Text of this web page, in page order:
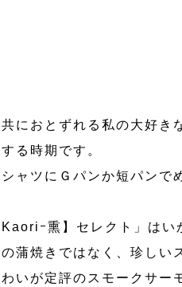
におとずれる私の大好き
る時期です。
ャツにＧパンか短パンで
ｰ熏】セレクト」はい
蒲焼きではなく、珍しい
いが定評のスモークサー